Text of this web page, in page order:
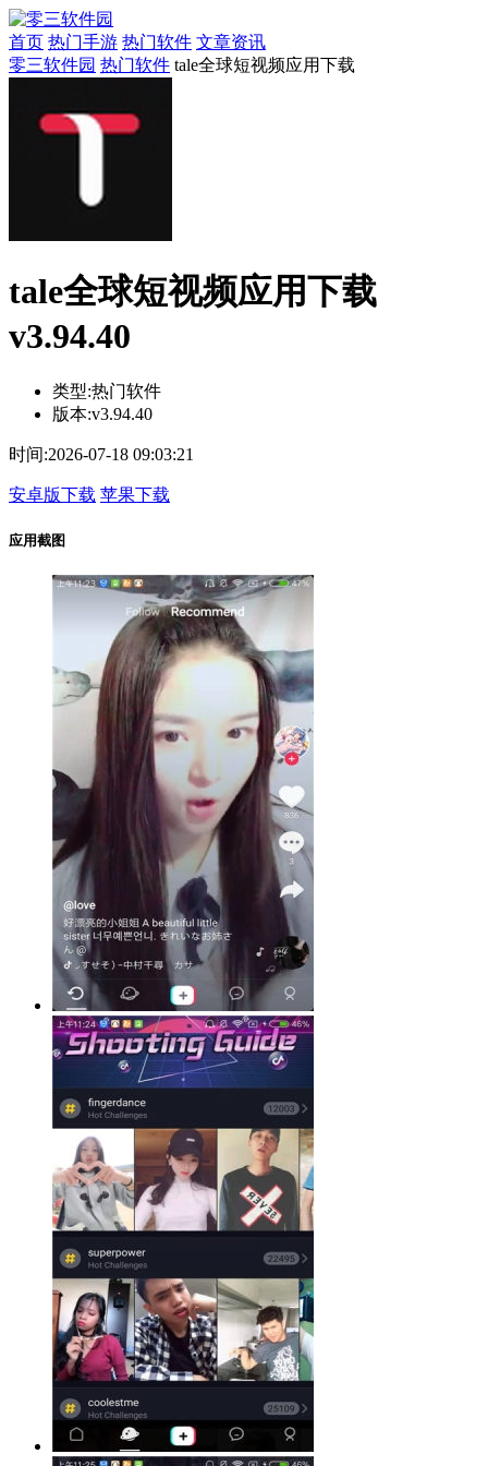
首页 热门手游 热门软件 文章资讯
零三软件园 热门软件 tale全球短视频应用下载
tale全球短视频应用下载
v3.94.40
类型:热门软件
版本:v3.94.40
时间:2026-07-18 09:03:21
安卓版下载 苹果下载
应用截图